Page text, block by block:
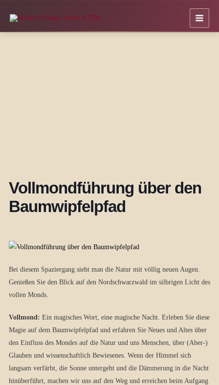
Inhalt
springen
Vollmondführung über den
Baumwipfelpfad
Bei diesem Spaziergang sieht man die Natur mit völlig neuen Augen.
Genießen Sie den Blick auf den Nordschwarzwald im silbrigen Licht des
vollen Monds.
Vollmond: Ein magisches Wort, eine magische Nacht. Erleben Sie diese
Magie auf dem Baumwipfelpfad und erfahren Sie Neues und Altes über
den Einfluss des Mondes auf die Natur und uns Menschen, über (Aber-)
Glauben und wissenschaftlich Bewiesenes. Wenn der Himmel sich
langsam verfärbt, die Sonne untergeht und die Dämmerung in die Nacht
hinüberführt, machen wir uns auf den Weg und erreichen beim Aufgang